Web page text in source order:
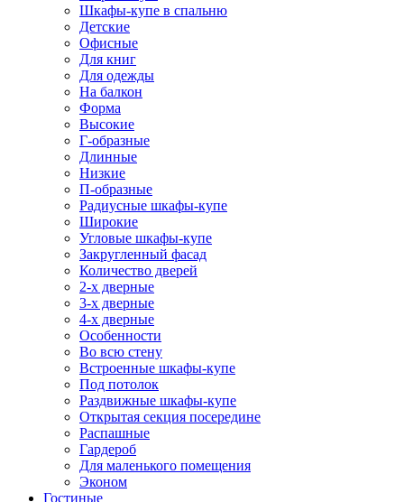
Шкафы-купе в спальню
Детские
Офисные
Для книг
Для одежды
На балкон
Форма
Высокие
Г-образные
Длинные
Низкие
П-образные
Радиусные шкафы-купе
Широкие
Угловые шкафы-купе
Закругленный фасад
Количество дверей
2-х дверные
3-х дверные
4-х дверные
Особенности
Во всю стену
Встроенные шкафы-купе
Под потолок
Раздвижные шкафы-купе
Открытая секция посередине
Распашные
Гардероб
Для маленького помещения
Эконом
Гостиные